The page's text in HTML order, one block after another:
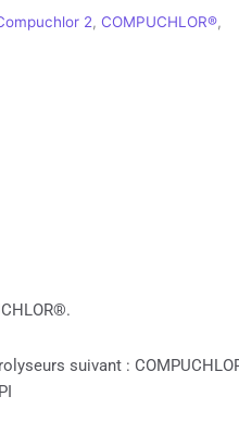
2, COMPUCHLOR®,
suivant :